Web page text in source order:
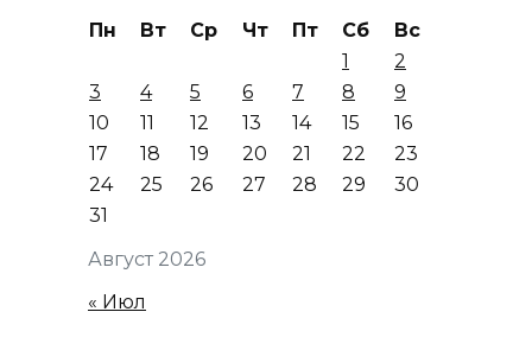
Август 2026
Пн Вт Ср Чт Пт Сб
Вс
1
2
3
4 5 6 7 8
9
10
11 12 13 14 15
16
17
18 19 20 21 22
23
24
25 26 27 28 29
30
31
« Июл